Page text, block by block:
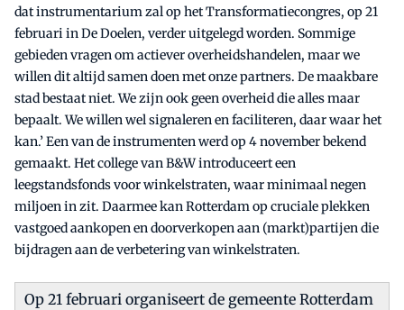
dat instrumentarium zal op het Transformatiecongres, op 21
februari in De Doelen, verder uitgelegd worden. Sommige
gebieden vragen om actiever overheidshandelen, maar we
willen dit altijd samen doen met onze partners. De maakbare
stad bestaat niet. We zijn ook geen overheid die alles maar
bepaalt. We willen wel signaleren en faciliteren, daar waar het
kan.’ Een van de instrumenten werd op 4 november bekend
gemaakt. Het college van B&W introduceert een
leegstandsfonds voor winkelstraten, waar minimaal negen
miljoen in zit. Daarmee kan Rotterdam op cruciale plekken
vastgoed aankopen en doorverkopen aan (markt)partijen die
bijdragen aan de verbetering van winkelstraten.
Op 21 februari organiseert de gemeente Rotterdam